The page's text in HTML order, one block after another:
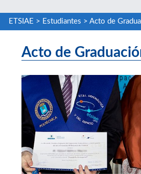
ETSIAE > Estudiantes > Acto de
Acto de